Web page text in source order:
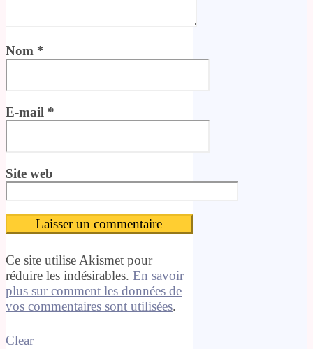
Nom *
E-mail *
Site web
Ce site utilise Akismet pour
réduire les indésirables. En savoir
plus sur comment les données de
vos commentaires sont utilisées.
Clear